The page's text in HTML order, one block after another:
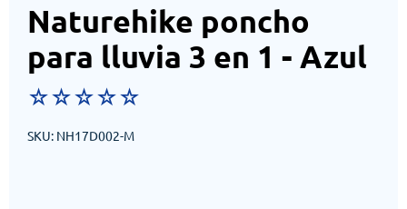
Naturehike poncho
para lluvia 3 en 1 - Azul
☆☆☆☆☆
SKU: NH17D002-M